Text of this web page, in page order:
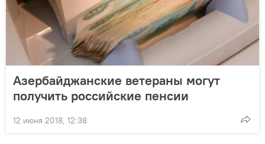
Азербайджанские ветераны могут
получить российские пенсии
12 июня 2018, 12:38